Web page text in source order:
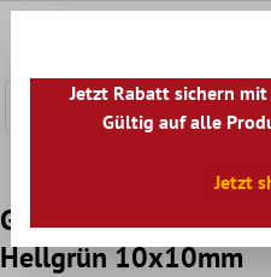
Glasmosaik Fliese
Hellgrün 10x10mm
Jetzt Rabatt sichern mit
Gültig auf alle
Jetzt